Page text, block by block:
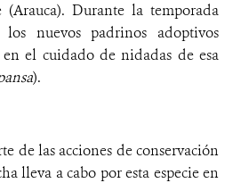
WCS COLOMBIA
Durante la temporada
nuevos padrinos adoptivos
el cuidado de nidadas de esa
).
de las acciones de conservación
lleva a cabo por esta especie en